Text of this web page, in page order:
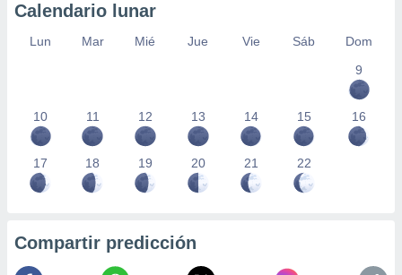
Calendario lunar
Lun Mar Mié Jue Vie Sáb
Dom
9
10 11 12 13 14 15 16
17 18 19 20 21 22
Compartir predicción